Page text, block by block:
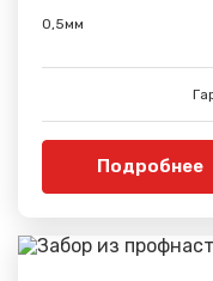
0,5мм
Подробнее